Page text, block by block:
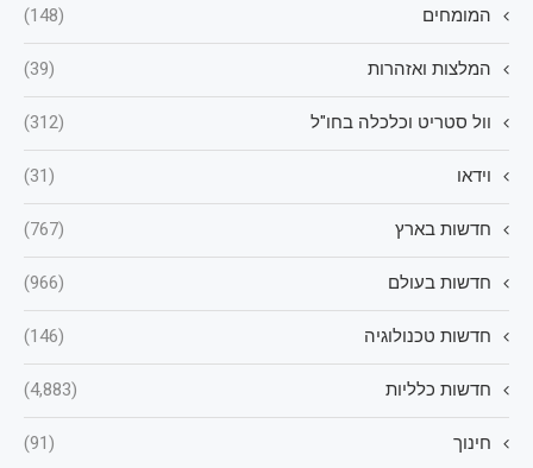
המומחים (148)
המלצות ואזהרות (39)
וול סטריט וכלכלה בחו"ל (312)
וידאו (31)
חדשות בארץ (767)
חדשות בעולם (966)
חדשות טכנולוגיה (146)
חדשות כלליות (4,883)
חינוך (91)